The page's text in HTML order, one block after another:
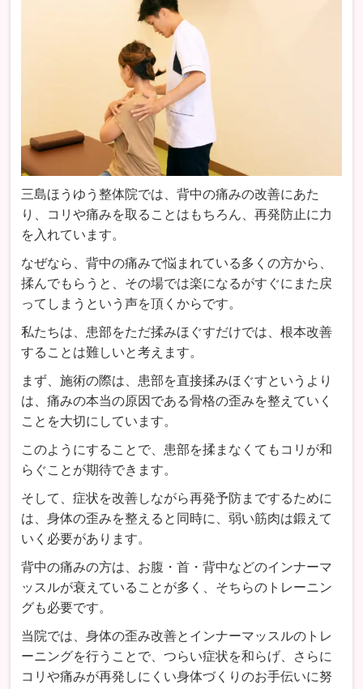
三島ほうゆう整体院では、背中の痛みの改善にあた
り、コリや痛みを取ることはもちろん、再発防止に力
を入れています。
なぜなら、背中の痛みで悩まれている多くの方から、
揉んでもらうと、その場では楽になるがすぐにまた戻
ってしまうという声を頂くからです。
私たちは、患部をただ揉みほぐすだけでは、根本改善
することは難しいと考えます。
まず、施術の際は、患部を直接揉みほぐすというより
は、痛みの本当の原因である骨格の歪みを整えていく
ことを大切にしています。
このようにすることで、患部を揉まなくてもコリが和
らぐことが期待できます。
そして、症状を改善しながら再発予防までするために
は、身体の歪みを整えると同時に、弱い筋肉は鍛えて
いく必要があります。
背中の痛みの方は、お腹・首・背中などのインナーマ
ッスルが衰えていることが多く、そちらのトレーニン
グも必要です。
当院では、身体の歪み改善とインナーマッスルのトレ
ーニングを行うことで、つらい症状を和らげ、さらに
コリや痛みが再発しにくい身体づくりのお手伝いに努